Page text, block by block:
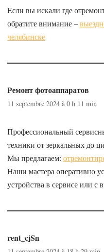
Если вы искали где
обратите внимание –
челябинске
Ремонт фотоаппаратов
11 septembre 2024 à 0 h 11 min
Профессиональный
техники от зеркальных до
Мы предлагаем:
Наши мастера оперативно
устройства в сервисе или с
rent_cjSn